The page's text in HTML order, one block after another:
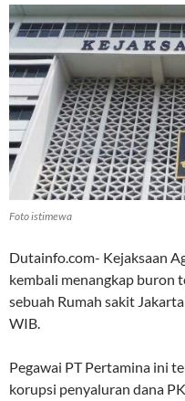
Foto istimewa
Dutainfo.com- Kejaksaan
kembali menangkap buron
sebuah Rumah sakit
WIB.
Pegawai PT Pertamina ini
korupsi penyaluran dana